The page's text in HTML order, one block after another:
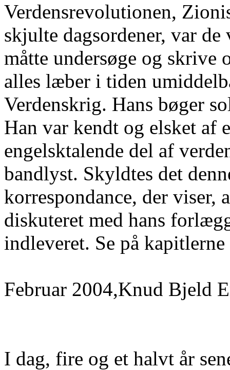
Verdensrevolutionen,
skjulte dagsordener, var
måtte undersøge og skrive
alles læber i tiden
Verdenskrig. Hans bøger
Han var kendt og elsket af
engelsktalende del af
bandlyst. Skyldtes det
korrespondance, der viser,
diskuteret med hans
indleveret. Se på
Februar 2004,Knud Bjeld
I dag, fire og et halvt år